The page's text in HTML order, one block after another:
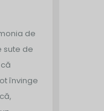
de
sute de
învinge